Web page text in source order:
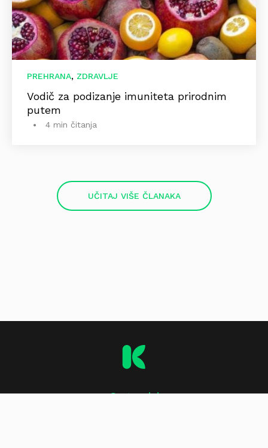
PREHRANA, ZDRAVLJE
Vodič za podizanje imuniteta prirodnim
putem
4 min čitanja
UČITAJ VIŠE ČLANAKA
O stranici